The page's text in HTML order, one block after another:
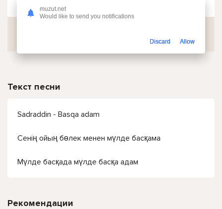
Текст песни
Sadraddin - Basqa adam
Сенің ойың бөлек менен мүлде басқама
Мүлде басқада мүлде басқа адам
Рекомендации
muzut.net
Would like to send you notifications
Discard Allow